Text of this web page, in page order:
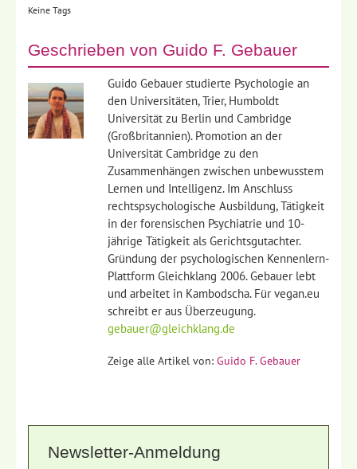
Keine Tags
Geschrieben von Guido F. Gebauer
Guido Gebauer studierte Psychologie an
den Universitäten, Trier, Humboldt
Universität zu Berlin und Cambridge
(Großbritannien). Promotion an der
Universität Cambridge zu den
Zusammenhängen zwischen unbewusstem
Lernen und Intelligenz. Im Anschluss
rechtspsychologische Ausbildung, Tätigkeit
in der forensischen Psychiatrie und 10-
jährige Tätigkeit als Gerichtsgutachter.
Gründung der psychologischen Kennenlern-
Plattform Gleichklang 2006. Gebauer lebt
und arbeitet in Kambodscha. Für vegan.eu
schreibt er aus Überzeugung.
gebauer@gleichklang.de
Zeige alle Artikel von: Guido F. Gebauer
Newsletter-Anmeldung